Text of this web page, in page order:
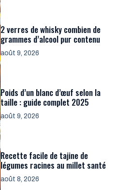
2 verres de whisky combien de
grammes d’alcool pur contenu
août 9, 2026
Poids d’un blanc d’œuf selon la
taille : guide complet 2025
août 9, 2026
Recette facile de tajine de
légumes racines au millet santé
août 8, 2026